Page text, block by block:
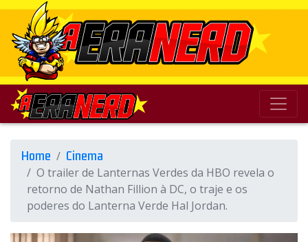
Home Cinema
O trailer de Lanternas Verdes da HBO revela o
retorno de Nathan Fillion à DC, o traje e os
poderes do Lanterna Verde Hal Jordan.